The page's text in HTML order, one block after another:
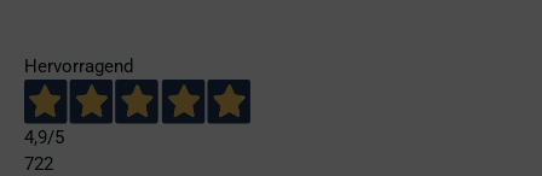
Hervorragend
4,9/5
722